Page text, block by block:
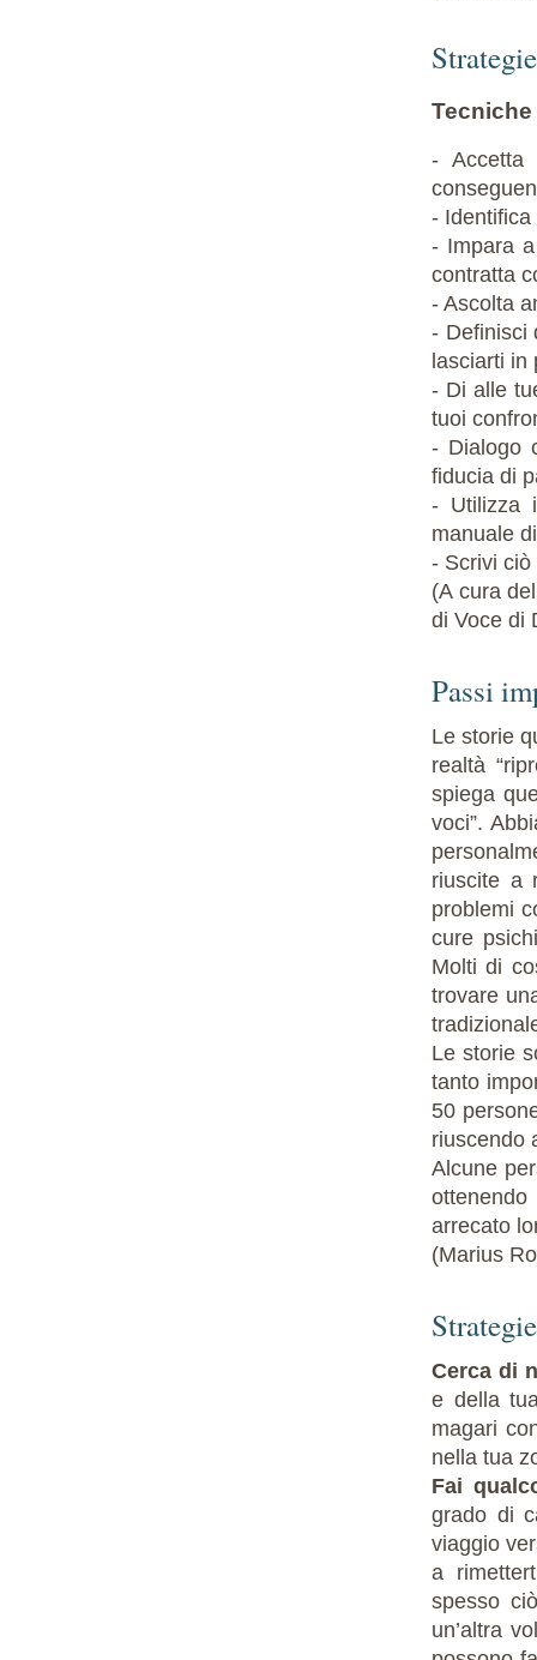
- Accetta
-
- Impara
contratta
- Ascolta
- Definisci
lasciarti in
- Di alle
tuoi
- Dialogo
fiducia di
- Utilizza
manuale
- Scrivi
(A cura
di Voce di
Passi
Le storie
realtà
spiega
voci”.
riuscite a
problemi
cure
Molti di
trovare
Le storie
tanto
50
riuscendo
Alcune
arrecato
(Marius
Cerca di
e della
magari
nella tua
Fai
grado di
viaggio
a
spesso
un’altra